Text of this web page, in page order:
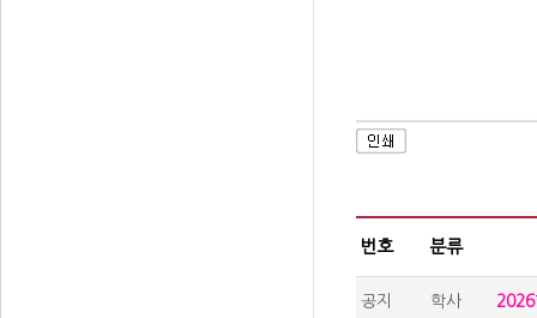
번호 분류
공지 학사 2026